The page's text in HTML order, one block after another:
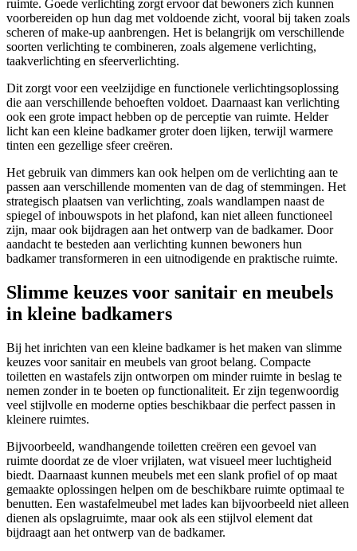
ruimte. Goede verlichting zorgt ervoor dat bewoners zich kunnen
voorbereiden op hun dag met voldoende zicht, vooral bij taken zoals
scheren of make-up aanbrengen. Het is belangrijk om verschillende
soorten verlichting te combineren, zoals algemene verlichting,
taakverlichting en sfeerverlichting.
Dit zorgt voor een veelzijdige en functionele verlichtingsoplossing
die aan verschillende behoeften voldoet. Daarnaast kan verlichting
ook een grote impact hebben op de perceptie van ruimte. Helder
licht kan een kleine badkamer groter doen lijken, terwijl warmere
tinten een gezellige sfeer creëren.
Het gebruik van dimmers kan ook helpen om de verlichting aan te
passen aan verschillende momenten van de dag of stemmingen. Het
strategisch plaatsen van verlichting, zoals wandlampen naast de
spiegel of inbouwspots in het plafond, kan niet alleen functioneel
zijn, maar ook bijdragen aan het ontwerp van de badkamer. Door
aandacht te besteden aan verlichting kunnen bewoners hun
badkamer transformeren in een uitnodigende en praktische ruimte.
Slimme keuzes voor sanitair en meubels
in kleine badkamers
Bij het inrichten van een kleine badkamer is het maken van slimme
keuzes voor sanitair en meubels van groot belang. Compacte
toiletten en wastafels zijn ontworpen om minder ruimte in beslag te
nemen zonder in te boeten op functionaliteit. Er zijn tegenwoordig
veel stijlvolle en moderne opties beschikbaar die perfect passen in
kleinere ruimtes.
Bijvoorbeeld, wandhangende toiletten creëren een gevoel van
ruimte doordat ze de vloer vrijlaten, wat visueel meer luchtigheid
biedt. Daarnaast kunnen meubels met een slank profiel of op maat
gemaakte oplossingen helpen om de beschikbare ruimte optimaal te
benutten. Een wastafelmeubel met lades kan bijvoorbeeld niet alleen
dienen als opslagruimte, maar ook als een stijlvol element dat
bijdraagt aan het ontwerp van de badkamer.